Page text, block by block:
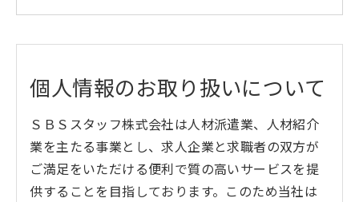
個人情報のお取り扱いについて
ＳＢＳスタッフ株式会社は人材派遣業、人材紹介
業を主たる事業とし、求人企業と求職者の双方が
ご満足をいただける便利で質の高いサービスを提
供することを目指しております。このため当社は